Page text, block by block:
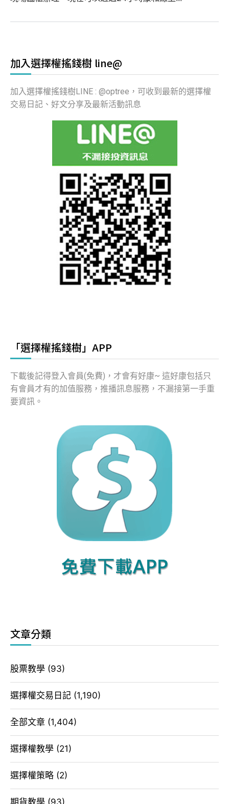
加入選擇權搖錢樹 line@
加入選擇權搖錢樹LINE : @optree，可收到最新的選擇權
交易日記、好文分享及最新活動訊息
「選擇權搖錢樹」APP
下載後記得登入會員(免費)，才會有好康~ 這好康包括只
有會員才有的加值服務，推播訊息服務，不漏接第一手重
要資訊。
文章分類
股票教學 (93)
選擇權交易日記 (1,190)
全部文章 (1,404)
選擇權教學 (21)
選擇權策略 (2)
期貨教學 (93)